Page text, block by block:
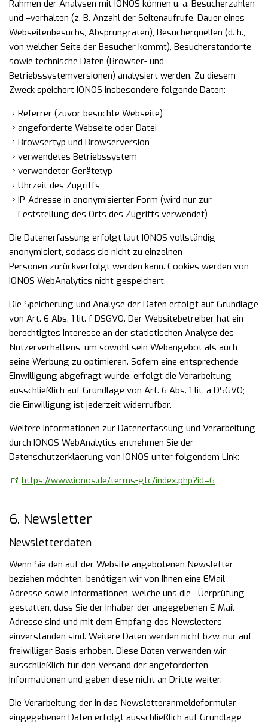
Rahmen der Analysen mit IONOS können u. a. Besucherzahlen
und –verhalten (z. B. Anzahl der Seitenaufrufe, Dauer eines
Webseitenbesuchs, Absprungraten), Besucherquellen (d. h.,
von welcher Seite der Besucher kommt), Besucherstandorte
sowie technische Daten (Browser- und
Betriebssystemversionen) analysiert werden. Zu diesem
Zweck speichert IONOS insbesondere folgende Daten:
Referrer (zuvor besuchte Webseite)
angeforderte Webseite oder Datei
Browsertyp und Browserversion
verwendetes Betriebssystem
verwendeter Gerätetyp
Uhrzeit des Zugriffs
IP-Adresse in anonymisierter Form (wird nur zur
Feststellung des Orts des Zugriffs verwendet)
Die Datenerfassung erfolgt laut IONOS vollständig
anonymisiert, sodass sie nicht zu einzelnen
Personen zurückverfolgt werden kann. Cookies werden von
IONOS WebAnalytics nicht gespeichert.
Die Speicherung und Analyse der Daten erfolgt auf Grundlage
von Art. 6 Abs. 1 lit. f DSGVO. Der Websitebetreiber hat ein
berechtigtes Interesse an der statistischen Analyse des
Nutzerverhaltens, um sowohl sein Webangebot als auch
seine Werbung zu optimieren. Sofern eine entsprechende
Einwilligung abgefragt wurde, erfolgt die Verarbeitung
ausschließlich auf Grundlage von Art. 6 Abs. 1 lit. a DSGVO;
die Einwilligung ist jederzeit widerrufbar.
Weitere Informationen zur Datenerfassung und Verarbeitung
durch IONOS WebAnalytics entnehmen Sie der
Datenschutzerklaerung von IONOS unter folgendem Link:
https://www.ionos.de/terms-gtc/index.php?id=6
6. Newsletter
Newsletterdaten
Wenn Sie den auf der Website angebotenen Newsletter
beziehen möchten, benötigen wir von Ihnen eine EMail-
Adresse sowie Informationen, welche uns die Üerprüfung
gestatten, dass Sie der Inhaber der angegebenen E-Mail-
Adresse sind und mit dem Empfang des Newsletters
einverstanden sind. Weitere Daten werden nicht bzw. nur auf
freiwilliger Basis erhoben. Diese Daten verwenden wir
ausschließlich für den Versand der angeforderten
Informationen und geben diese nicht an Dritte weiter.
Die Verarbeitung der in das Newsletteranmeldeformular
eingegebenen Daten erfolgt ausschließlich auf Grundlage